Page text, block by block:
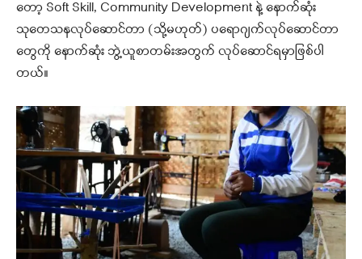
တော့ Soft Skill, Community Development နဲ့ နောက်ဆုံး
သုတေသနလုပ်ဆောင်တာ (သို့မဟုတ်) ပရောဂျက်လုပ်ဆောင်တာ
တွေကို နောက်ဆုံး ဘွဲ့ယူစာတမ်းအတွက် လုပ်ဆောင်ရမှာဖြစ်ပါ
တယ်။